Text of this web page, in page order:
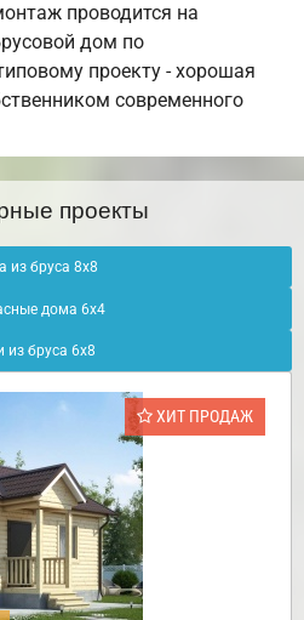
проводится на
дом по
проекту - хорошая
современного
проекты
из бруса 8х8
дома 6х4
из бруса 6х8
ХИТ ПРОДАЖ